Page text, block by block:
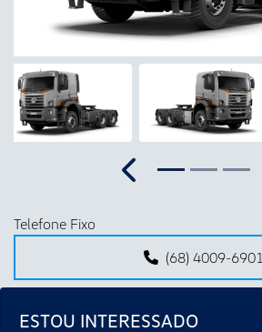
ESTOU INTERESSADO
Anterior
Telefone Fixo
(68) 4009-6901